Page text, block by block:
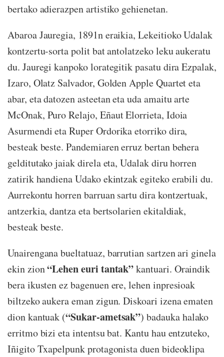
bertako adierazpen artistiko gehienetan.
Abaroa Jauregia, 1891n eraikia, Lekeitioko Udalak
kontzertu-sorta polit bat antolatzeko leku aukeratu
du. Jauregi kanpoko lorategitik pasatu dira Ezpalak,
Izaro, Olatz Salvador, Golden Apple Quartet eta
abar, eta datozen asteetan eta uda amaitu arte
McOnak, Puro Relajo, Eñaut Elorrieta, Idoia
Asurmendi eta Ruper Ordorika etorriko dira,
besteak beste. Pandemiaren erruz bertan behera
gelditutako jaiak direla eta, Udalak diru horren
zatirik handiena Udako ekintzak egiteko erabili du.
Aurrekontu horren barruan sartu dira kontzertuak,
antzerkia, dantza eta bertsolarien ekitaldiak,
besteak beste.
Unairengana bueltatuaz, barrutian sartzen ari ginela
ekin zion“Lehen euri tantak”kantuari. Oraindik
bera ikusten ez bagenuen ere, lehen inpresioak
biltzeko aukera eman zigun. Diskoari izena ematen
dion kantuak (“Sukar-ametsak”) badauka halako
erritmo bizi eta intentsu bat. Kantu hau entzuteko,
Iñigito Txapelpunk protagonista duen bideoklipa